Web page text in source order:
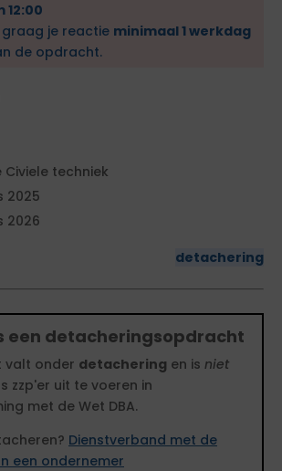
12:00
je reactie minimaal 1 werkdag
de opdracht.
Civiele techniek
detachering
2025
2026
een detacheringsopdracht
valt onder detachering en is niet
zzp'er uit te voeren in
met de Wet DBA.
Dienstverband met de
een ondernemer